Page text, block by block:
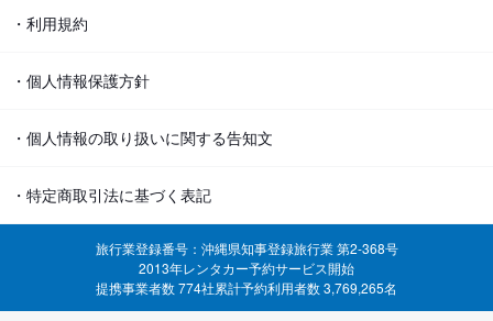
・利用規約
・個人情報保護方針
・個人情報の取り扱いに関する告知文
・特定商取引法に基づく表記
旅行業登録番号：沖縄県知事登録旅行業 第2-368号
2013年レンタカー予約サービス開始
提携事業者数 774社累計予約利用者数 3,769,265名